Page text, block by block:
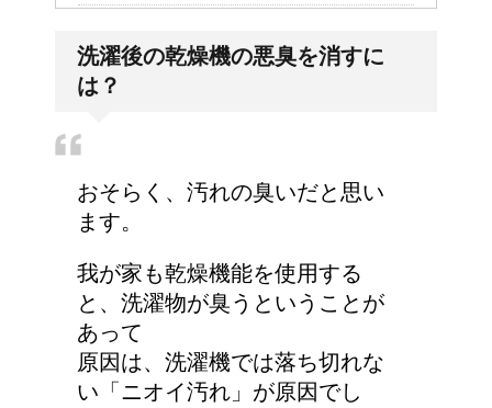
！
高齢者の子宮からの出血
ス式の食事マナー
洗濯後の乾燥機の悪臭を消すに
は？
おそらく、汚れの臭いだと思い
ます。
我が家も乾燥機能を使用する
と、洗濯物が臭うということが
あって
原因は、洗濯機では落ち切れな
い「ニオイ汚れ」が原因でし